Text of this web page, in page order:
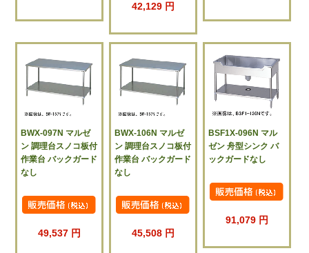
42,129 円
BWX-097N マルゼ
ン 調理台スノコ板付
作業台 バックガード
なし
49,537 円
BWX-106N マルゼ
ン 調理台スノコ板付
作業台 バックガード
なし
45,508 円
BSF1X-096N マル
ゼン 舟型シンク バ
ックガードなし
91,079 円